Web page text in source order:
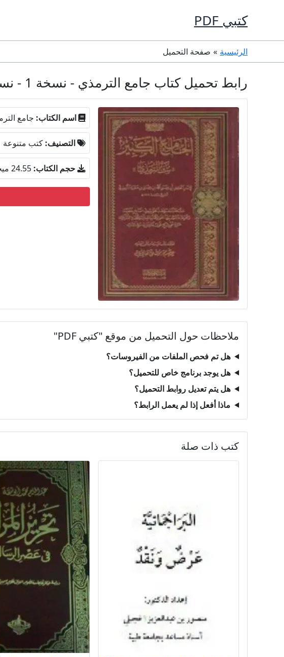
كتبي PDF
الرئيسية صفحة التحميل
رابط تحميل كتاب جامع الترمذي - نسخة 1 - نسخة الكروخي PDF مجانا
اسم الكتاب: جامع الترمذي -
التصنيف: كتب متنوعة
حجم الكتاب: 24.55 ميجا بايت
ملاحظات حول التحميل من موقع "كتبي PDF"
هل تم فحص الملفات من الفيروسات؟
هل يوجد برنامج خاص للتحميل؟
هل يتم تعديل روابط التحميل؟
ماذا أفعل إذا لم يعمل الرابط؟
كتب ذات صلة